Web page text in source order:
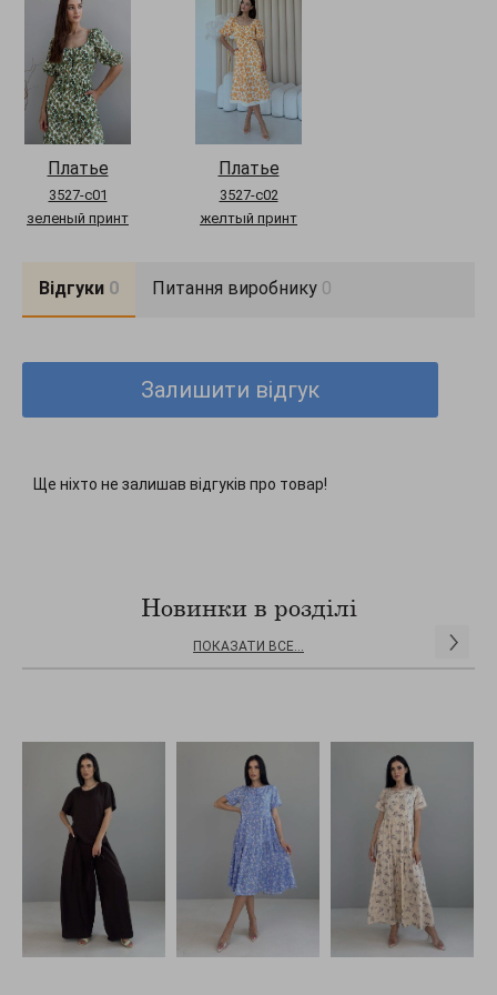
З кожним розміром об'єми збільшуються на 4 см
Декорирование: С растительным принтом
Фасон платья: Платья-рубашки
Стиль: Повседневный(casual)
Платье
3527-c01
зеленый принт
Платье
3527-c02
желтый принт
Відгуки 0 Питання виробнику 0
Залишити відгук
Ще ніхто не залишав відгуків про товар!
Новинки в розділі
ПОКАЗАТИ ВСЕ...